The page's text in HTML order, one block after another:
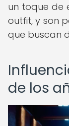
un toque de
outfit, y son
que buscan
de los